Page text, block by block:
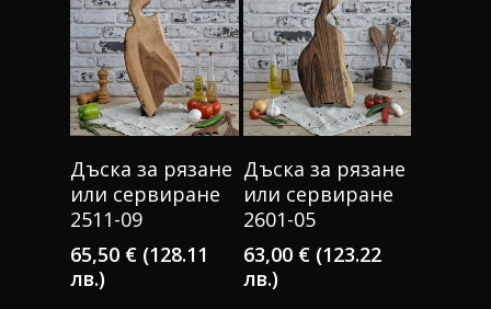
Дъска за рязане
или сервиране
2511-09
65,50 € (128.11
лв.)
Дъска за рязане
или сервиране
2601-05
63,00 € (123.22
лв.)